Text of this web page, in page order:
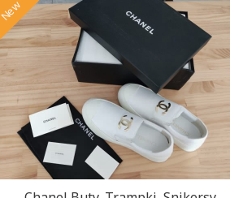
New